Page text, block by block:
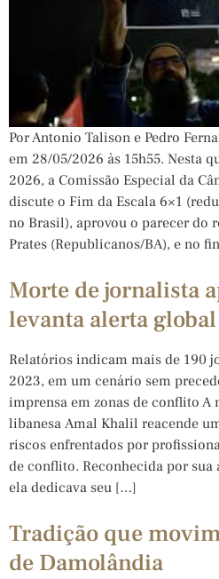
Por Antonio Talison e Pedro
em 28/05/2026 às 15h55. Nesta
2026, a Comissão Especial da
discute o Fim da Escala 6×1
no Brasil), aprovou o parecer do
Prates (Republicanos/BA), e no
Morte de jornalista
levanta alerta
Relatórios indicam mais de 190
2023, em um cenário sem
imprensa em zonas de conflito A
libanesa Amal Khalil reacende
riscos enfrentados por
de conflito. Reconhecida por sua
ela dedicava seu […]
Tradição que
de Damolândia